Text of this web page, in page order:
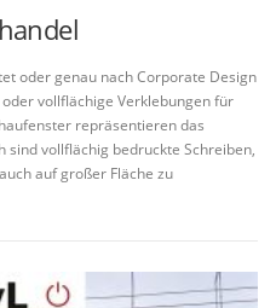
oder genau nach Corporate Design
vollflächige Verklebungen für
repräsentieren das
sind vollflächig bedruckte Schreiben,
auf großer Fläche zu